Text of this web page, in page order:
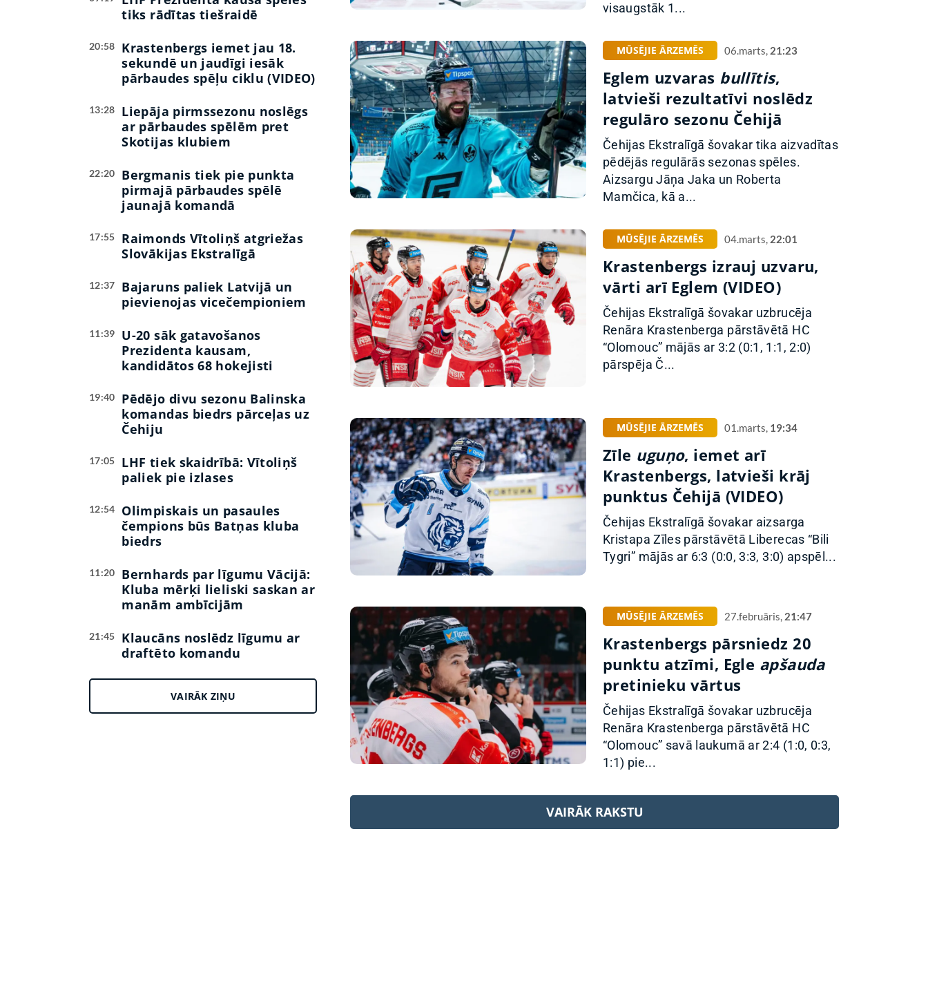
tiks rādītas tiešraidē
20:58
Krastenbergs iemet jau 18.
sekundē un jaudīgi iesāk
pārbaudes spēļu ciklu (VIDEO)
13:28
Liepāja pirmssezonu noslēgs
ar pārbaudes spēlēm pret
Skotijas klubiem
22:20
Bergmanis tiek pie punkta
pirmajā pārbaudes spēlē
jaunajā komandā
17:55
Raimonds Vītoliņš atgriežas
Slovākijas Ekstralīgā
12:37
Bajaruns paliek Latvijā un
pievienojas vicečempioniem
11:39
U-20 sāk gatavošanos
Prezidenta kausam,
kandidātos 68 hokejisti
19:40
Pēdējo divu sezonu Balinska
komandas biedrs pārceļas uz
Čehiju
17:05
LHF tiek skaidrībā: Vītoliņš
paliek pie izlases
12:54
Olimpiskais un pasaules
čempions būs Batņas kluba
biedrs
11:20
Bernhards par līgumu Vācijā:
Kluba mērķi lieliski saskan ar
manām ambīcijām
21:45
Klaucāns noslēdz līgumu ar
draftēto komandu
VAIRĀK ZIŅU
visaugstāk 1...
MŪSĒJIE ĀRZEMĒS 06.marts, 21:23
Eglem uzvaras bullītis,
latvieši rezultatīvi noslēdz
regulāro sezonu Čehijā
Čehijas Ekstralīgā šovakar tika aizvadītas
pēdējās regulārās sezonas spēles.
Aizsargu Jāņa Jaka un Roberta
Mamčica, kā a...
MŪSĒJIE ĀRZEMĒS 04.marts, 22:01
Krastenbergs izrauj uzvaru,
vārti arī Eglem (VIDEO)
Čehijas Ekstralīgā šovakar uzbrucēja
Renāra Krastenberga pārstāvētā HC
“Olomouc” mājās ar 3:2 (0:1, 1:1, 2:0)
pārspēja Č...
MŪSĒJIE ĀRZEMĒS 01.marts, 19:34
Zīle uguņo, iemet arī
Krastenbergs, latvieši krāj
punktus Čehijā (VIDEO)
Čehijas Ekstralīgā šovakar aizsarga
Kristapa Zīles pārstāvētā Liberecas “Bili
Tygri” mājās ar 6:3 (0:0, 3:3, 3:0) apspēl...
MŪSĒJIE ĀRZEMĒS 27.februāris, 21:47
Krastenbergs pārsniedz 20
punktu atzīmi, Egle apšauda
pretinieku vārtus
Čehijas Ekstralīgā šovakar uzbrucēja
Renāra Krastenberga pārstāvētā HC
“Olomouc” savā laukumā ar 2:4 (1:0, 0:3,
1:1) pie...
VAIRĀK RAKSTU